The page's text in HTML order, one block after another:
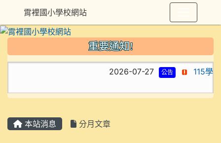
重要通知!
2026-07-27 公告 115學
本站消息 分月文章
霄裡國小學校網站